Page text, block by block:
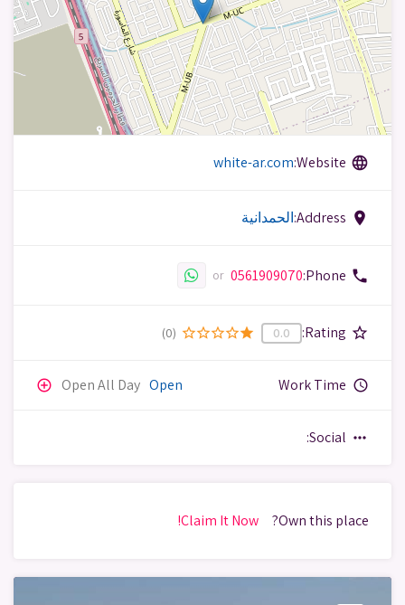
language
Website:
white-ar.com
place
Address:الحمدانية
phone
Phone:
0561909070
or
star_border
Rating:
0.0
star
star_border
star_border
star_border
star_border
(0)
query_builder
Work Time
Open
Open All Day
add_circle_outline
more_horiz
Social:
Own this place?
Claim It Now!